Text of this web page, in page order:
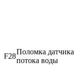
F28
Поломка датчика
потока воды